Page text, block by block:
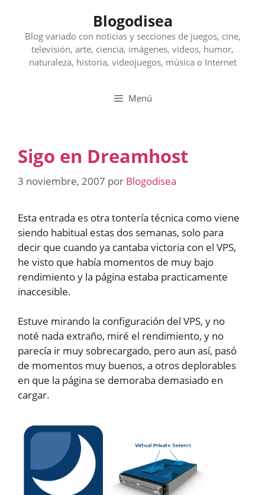
contenido
Blogodisea
Blog variado con noticias y secciones de juegos, cine,
televisión, arte, ciencia, imágenes, videos, humor,
naturaleza, historia, videojuegos, música o Internet
Menú
Sigo en Dreamhost
3 noviembre, 2007 por Blogodisea
Esta entrada es otra tontería técnica como viene
siendo habitual estas dos semanas, solo para
decir que cuando ya cantaba victoria con el VPS,
he visto que había momentos de muy bajo
rendimiento y la página estaba practicamente
inaccesible.
Estuve mirando la configuración del VPS, y no
noté nada extraño, miré el rendimiento, y no
parecía ir muy sobrecargado, pero aun así, pasó
de momentos muy buenos, a otros deplorables
en que la página se demoraba demasiado en
cargar.